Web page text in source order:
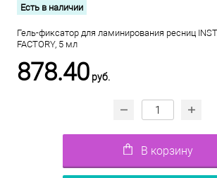
Есть в наличии
Гель-фиксатор для ламинирования ресниц
FACTORY, 5 мл
878.40 руб.
В корзину